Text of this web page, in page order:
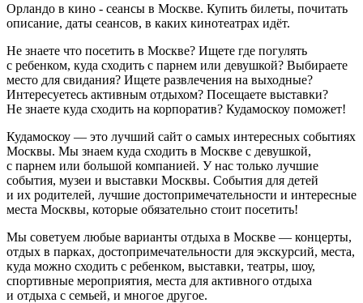
Орландо в кино - сеансы в Москве. Купить билеты, почитать
описание, даты сеансов, в каких кинотеатрах идёт.
Не знаете что посетить в Москве? Ищете где погулять
с ребенком, куда сходить с парнем или девушкой? Выбираете
место для свидания? Ищете развлечения на выходные?
Интересуетесь активным отдыхом? Посещаете выставки?
Не знаете куда сходить на корпоратив? Кудамоскоу поможет!
Кудамоскоу — это лучший сайт о самых интересных событиях
Москвы. Мы знаем куда сходить в Москве с девушкой,
с парнем или большой компанией. У нас только лучшие
события, музеи и выставки Москвы. События для детей
и их родителей, лучшие достопримечательности и интересные
места Москвы, которые обязательно стоит посетить!
Мы советуем любые варианты отдыха в Москве — концерты,
отдых в парках, достопримечательности для экскурсий, места,
куда можно сходить с ребенком, выставки, театры, шоу,
спортивные мероприятия, места для активного отдыха
и отдыха с семьей, и многое другое.